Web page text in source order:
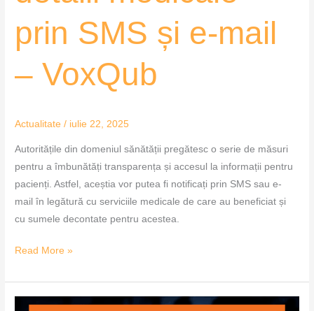
prin SMS și e-mail
– VoxQub
Actualitate / iulie 22, 2025
Autoritățile din domeniul sănătății pregătesc o serie de măsuri
pentru a îmbunătăți transparența și accesul la informații pentru
pacienți. Astfel, aceștia vor putea fi notificați prin SMS sau e-
mail în legătură cu serviciile medicale de care au beneficiat și
cu sumele decontate pentru acestea.
Read More »
Alertă